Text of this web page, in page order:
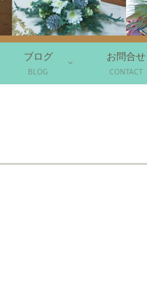
ブログ
BLOG
お問合せ
CONTACT